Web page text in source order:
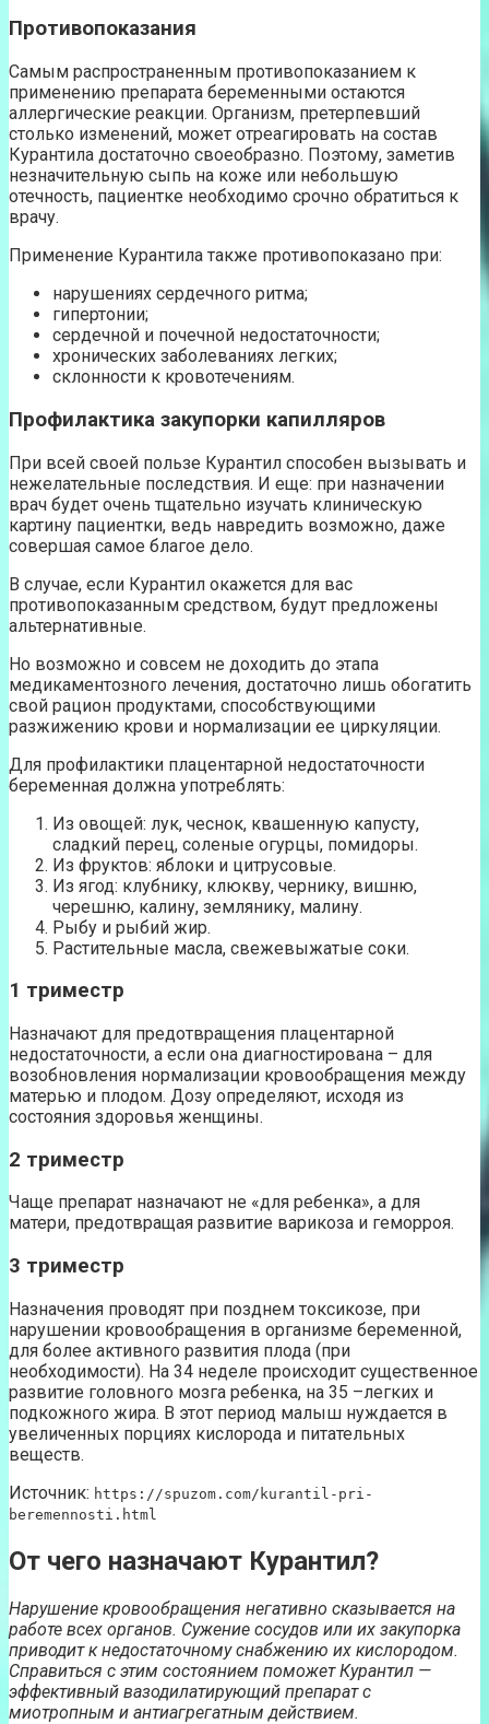
Противопоказания
Самым распространенным противопоказанием к
применению препарата беременными остаются
аллергические реакции. Организм, претерпевший
столько изменений, может отреагировать на состав
Курантила достаточно своеобразно. Поэтому, заметив
незначительную сыпь на коже или небольшую
отечность, пациентке необходимо срочно обратиться к
врачу.
Применение Курантила также противопоказано при:
нарушениях сердечного ритма;
гипертонии;
сердечной и почечной недостаточности;
хронических заболеваниях легких;
склонности к кровотечениям.
Профилактика закупорки капилляров
При всей своей пользе Курантил способен вызывать и
нежелательные последствия. И еще: при назначении
врач будет очень тщательно изучать клиническую
картину пациентки, ведь навредить возможно, даже
совершая самое благое дело.
В случае, если Курантил окажется для вас
противопоказанным средством, будут предложены
альтернативные.
Но возможно и совсем не доходить до этапа
медикаментозного лечения, достаточно лишь обогатить
свой рацион продуктами, способствующими
разжижению крови и нормализации ее циркуляции.
Для профилактики плацентарной недостаточности
беременная должна употреблять:
Из овощей: лук, чеснок, квашенную капусту,
сладкий перец, соленые огурцы, помидоры.
Из фруктов: яблоки и цитрусовые.
Из ягод: клубнику, клюкву, чернику, вишню,
черешню, калину, землянику, малину.
Рыбу и рыбий жир.
Растительные масла, свежевыжатые соки.
1 триместр
Назначают для предотвращения плацентарной
недостаточности, а если она диагностирована – для
возобновления нормализации кровообращения между
матерью и плодом. Дозу определяют, исходя из
состояния здоровья женщины.
2 триместр
Чаще препарат назначают не «для ребенка», а для
матери, предотвращая развитие варикоза и геморроя.
3 триместр
Назначения проводят при позднем токсикозе, при
нарушении кровообращения в организме беременной,
для более активного развития плода (при
необходимости). На 34 неделе происходит существенное
развитие головного мозга ребенка, на 35 –легких и
подкожного жира. В этот период малыш нуждается в
увеличенных порциях кислорода и питательных
веществ.
Источник: https://spuzom.com/kurantil-pri-
beremennosti.html
От чего назначают Курантил?
Нарушение кровообращения негативно сказывается на
работе всех органов. Сужение сосудов или их закупорка
приводит к недостаточному снабжению их кислородом.
Справиться с этим состоянием поможет Курантил —
эффективный вазодилатирующий препарат с
миотропным и антиагрегатным действием.